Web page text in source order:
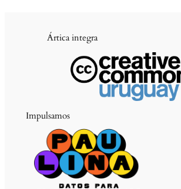
Ártica integra
Impulsamos